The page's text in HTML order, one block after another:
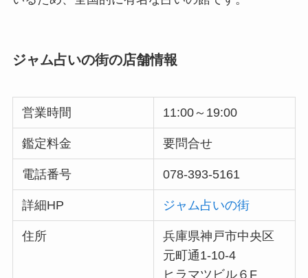
ジャム占いの街の店舗情報
営業時間 11:00～19:00
鑑定料金 要問合せ
電話番号 078-393-5161
詳細HP ジャム占いの街
住所
兵庫県神戸市中央区
元町通1-10-4
ヒラマツビル６F